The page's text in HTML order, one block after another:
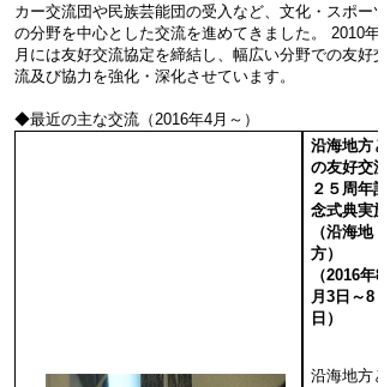
カー交流団や民族芸能団の受入など、文化・スポーツ
の分野を中心とした交流を進めてきました。 2010年5
月には友好交流協定を締結し、幅広い分野での友好交
流及び協力を強化・深化させています。
◆最近の主な交流（2016年4月～）
沿海地方と
の友好交流
２５周年記
念式典実施
（沿海地
方）
（2016年8
月3日～8
日）
沿海地方と